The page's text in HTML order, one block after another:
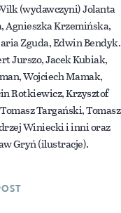
(wydawczyni) Jolanta
Krzemińska,
Zguda, Edwin Bendyk.
Jurszo, Jacek Kubiak,
Wojciech Mamak,
Rotkiewicz, Krzysztof
Targański, Tomasz
Winiecki i inni oraz
Gryń (ilustracje).